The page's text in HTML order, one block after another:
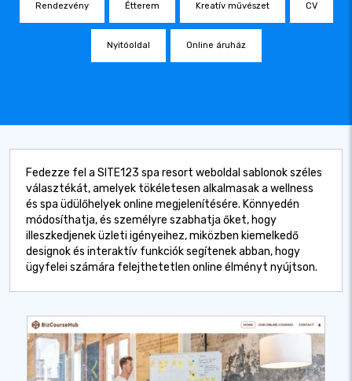
Rendezvény Étterem Kreatív művészet CV
Nyitóoldal Online áruház
Fedezze fel a SITE123 spa resort weboldal sablonok széles
választékát, amelyek tökéletesen alkalmasak a wellness
és spa üdülőhelyek online megjelenítésére. Könnyedén
módosíthatja, és személyre szabhatja őket, hogy
illeszkedjenek üzleti igényeihez, miközben kiemelkedő
designok és interaktív funkciók segítenek abban, hogy
ügyfelei számára felejthetetlen online élményt nyújtson.